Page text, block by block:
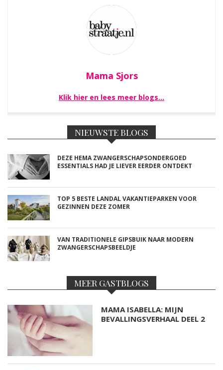
Mama Sjors
Klik hier en lees meer blogs…
NIEUWSTE BLOGS
DEZE HEMA ZWANGERSCHAPSONDERGOED
ESSENTIALS HAD JE LIEVER EERDER ONTDEKT
TOP 5 BESTE LANDAL VAKANTIEPARKEN VOOR
GEZINNEN DEZE ZOMER
VAN TRADITIONELE GIPSBUIK NAAR MODERN
ZWANGERSCHAPSBEELDJE
MEER GASTBLOGS
MAMA ISABELLA: MIJN
BEVALLINGSVERHAAL DEEL 2